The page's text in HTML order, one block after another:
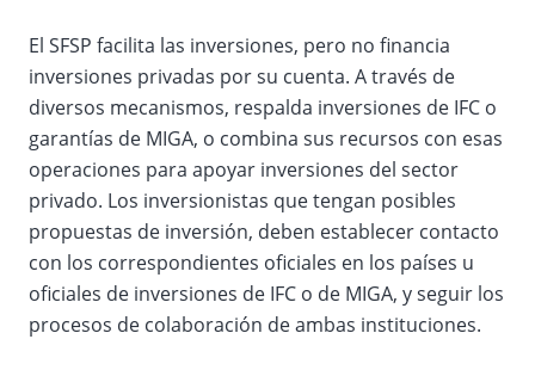
El SFSP facilita las inversiones, pero no financia
inversiones privadas por su cuenta. A través de
diversos mecanismos, respalda inversiones de IFC o
garantías de MIGA, o combina sus recursos con esas
operaciones para apoyar inversiones del sector
privado. Los inversionistas que tengan posibles
propuestas de inversión, deben establecer contacto
con los correspondientes oficiales en los países u
oficiales de inversiones de IFC o de MIGA, y seguir los
procesos de colaboración de ambas instituciones.